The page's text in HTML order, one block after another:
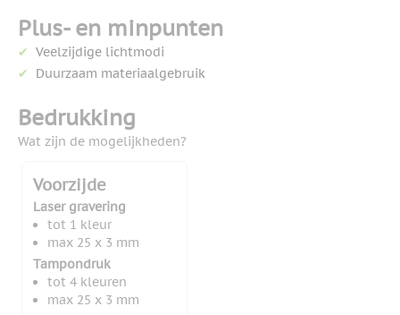
Plus- en minpunten
Veelzijdige lichtmodi
Duurzaam materiaalgebruik
Bedrukking
Wat zijn de mogelijkheden?
Voorzijde
Laser gravering
tot 1 kleur
max 25 x 3 mm
Tampondruk
tot 4 kleuren
max 25 x 3 mm